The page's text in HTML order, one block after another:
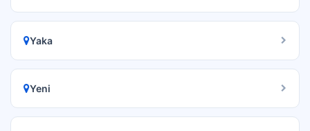
Yaka
Yeni